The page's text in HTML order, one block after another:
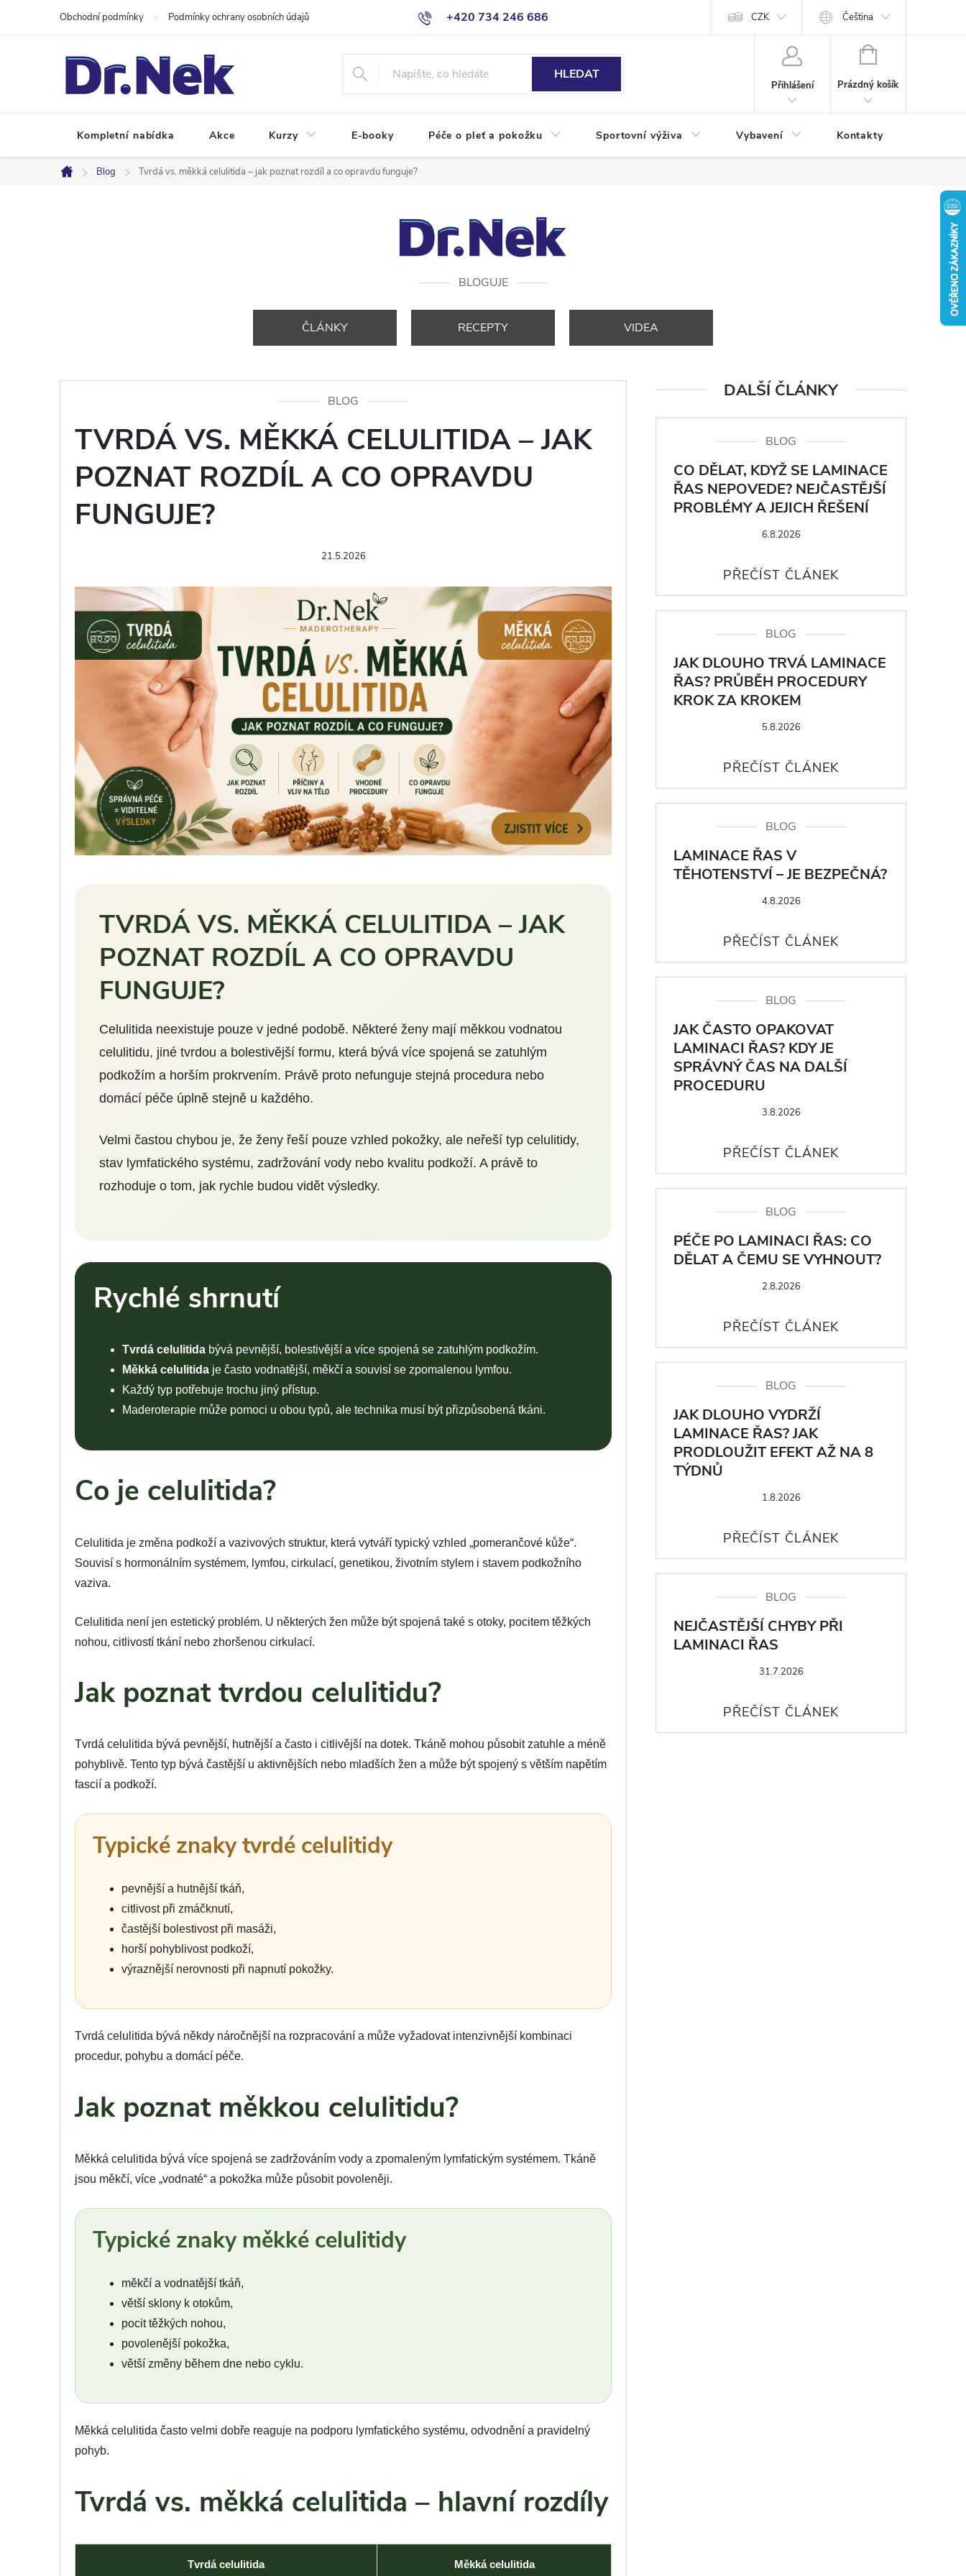
+420 734 246 686
Obchodní podmínky Podmínky ochrany osobních údajů CZK Čeština
HLEDAT
Přihlášení
NÁKUPNÍ
Prázdný košík
Kompletní nabídka Akce Kurzy E-booky Péče o pleť a pokožku Sportovní výživa Vybavení Kontakty
Domů
Blog Tvrdá vs. měkká celulitida – jak poznat rozdíl a co opravdu funguje?
BLOGUJE
ČLÁNKY RECEPTY VIDEA
BLOG
TVRDÁ VS. MĚKKÁ CELULITIDA – JAK
POZNAT ROZDÍL A CO OPRAVDU
FUNGUJE?
21.5.2026
TVRDÁ VS. MĚKKÁ CELULITIDA – JAK
POZNAT ROZDÍL A CO OPRAVDU
FUNGUJE?
Celulitida neexistuje pouze v jedné podobě. Některé ženy mají měkkou vodnatou
celulitidu, jiné tvrdou a bolestivější formu, která bývá více spojená se zatuhlým
podkožím a horším prokrvením. Právě proto nefunguje stejná procedura nebo
domácí péče úplně stejně u každého.
Velmi častou chybou je, že ženy řeší pouze vzhled pokožky, ale neřeší typ celulitidy,
stav lymfatického systému, zadržování vody nebo kvalitu podkoží. A právě to
rozhoduje o tom, jak rychle budou vidět výsledky.
Rychlé shrnutí
Tvrdá celulitida bývá pevnější, bolestivější a více spojená se zatuhlým podkožím.
Měkká celulitida je často vodnatější, měkčí a souvisí se zpomalenou lymfou.
Každý typ potřebuje trochu jiný přístup.
Maderoterapie může pomoci u obou typů, ale technika musí být přizpůsobená tkáni.
Co je celulitida?
Celulitida je změna podkoží a vazivových struktur, která vytváří typický vzhled „pomerančové kůže“.
Souvisí s hormonálním systémem, lymfou, cirkulací, genetikou, životním stylem i stavem podkožního
vaziva.
Celulitida není jen estetický problém. U některých žen může být spojená také s otoky, pocitem těžkých
nohou, citlivostí tkání nebo zhoršenou cirkulací.
Jak poznat tvrdou celulitidu?
Tvrdá celulitida bývá pevnější, hutnější a často i citlivější na dotek. Tkáně mohou působit zatuhle a méně
pohyblivě. Tento typ bývá častější u aktivnějších nebo mladších žen a může být spojený s větším napětím
fascií a podkoží.
Typické znaky tvrdé celulitidy
pevnější a hutnější tkáň,
citlivost při zmáčknutí,
častější bolestivost při masáži,
horší pohyblivost podkoží,
výraznější nerovnosti při napnutí pokožky.
Tvrdá celulitida bývá někdy náročnější na rozpracování a může vyžadovat intenzivnější kombinaci
procedur, pohybu a domácí péče.
Jak poznat měkkou celulitidu?
Měkká celulitida bývá více spojená se zadržováním vody a zpomaleným lymfatickým systémem. Tkáně
jsou měkčí, více „vodnaté“ a pokožka může působit povoleněji.
Typické znaky měkké celulitidy
měkčí a vodnatější tkáň,
větší sklony k otokům,
pocit těžkých nohou,
povolenější pokožka,
větší změny během dne nebo cyklu.
Měkká celulitida často velmi dobře reaguje na podporu lymfatického systému, odvodnění a pravidelný
pohyb.
Tvrdá vs. měkká celulitida – hlavní rozdíly
Tvrdá celulitida Měkká celulitida
DALŠÍ ČLÁNKY
BLOG
CO DĚLAT, KDYŽ SE LAMINACE
ŘAS NEPOVEDE? NEJČASTĚJŠÍ
PROBLÉMY A JEJICH ŘEŠENÍ
6.8.2026
BLOG
JAK DLOUHO TRVÁ LAMINACE
ŘAS? PRŮBĚH PROCEDURY
KROK ZA KROKEM
5.8.2026
BLOG
LAMINACE ŘAS V
TĚHOTENSTVÍ – JE BEZPEČNÁ?
4.8.2026
BLOG
JAK ČASTO OPAKOVAT
LAMINACI ŘAS? KDY JE
SPRÁVNÝ ČAS NA DALŠÍ
PROCEDURU
3.8.2026
BLOG
PÉČE PO LAMINACI ŘAS: CO
DĚLAT A ČEMU SE VYHNOUT?
2.8.2026
BLOG
JAK DLOUHO VYDRŽÍ
LAMINACE ŘAS? JAK
PRODLOUŽIT EFEKT AŽ NA 8
TÝDNŮ
1.8.2026
BLOG
NEJČASTĚJŠÍ CHYBY PŘI
LAMINACI ŘAS
31.7.2026